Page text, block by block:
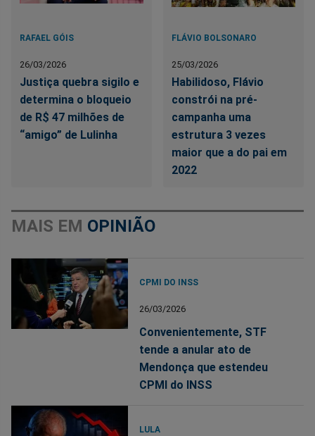
RAFAEL GÓIS
26/03/2026
Justiça quebra sigilo e
determina o bloqueio
de R$ 47 milhões de
“amigo” de Lulinha
FLÁVIO BOLSONARO
25/03/2026
Habilidoso, Flávio
constrói na pré-
campanha uma
estrutura 3 vezes
maior que a do pai em
2022
MAIS EM OPINIÃO
CPMI DO INSS
26/03/2026
Convenientemente, STF
tende a anular ato de
Mendonça que estendeu
CPMI do INSS
LULA